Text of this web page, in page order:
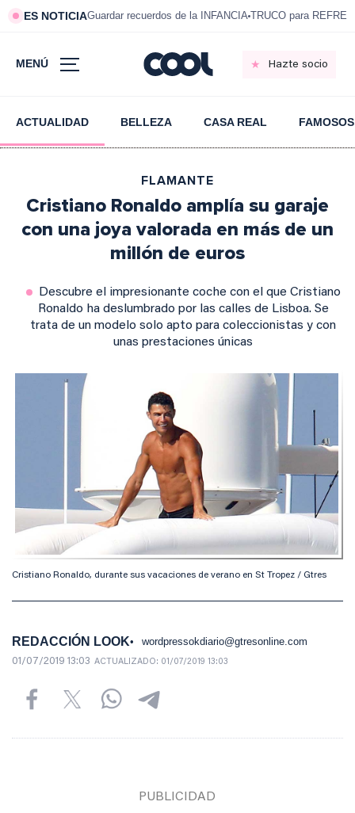
ES NOTICIAGuardar recuerdos de la INFANCIA TRUCO para
MENÚ Hazte socio
ACTUALIDAD BELLEZA CASA REAL FAMOSOS
FLAMANTE
Cristiano Ronaldo amplía su garaje
con una joya valorada en más de un
millón de euros
Descubre el impresionante coche con el que Cristiano
Ronaldo ha deslumbrado por las calles de Lisboa. Se
trata de un modelo solo apto para coleccionistas y con
unas prestaciones únicas
Cristiano Ronaldo, durante sus vacaciones de verano en St Tropez / Gtres
REDACCIÓN LOOK wordpressokdiario@gtresonline.com
01/07/2019 13:03 ACTUALIZADO: 01/07/2019 13:03